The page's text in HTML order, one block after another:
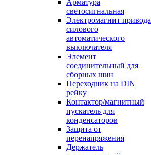
Арматура
светосигнальная
Электромагнит привода
силового
автоматического
выключателя
Элемент
соединительный для
сборных шин
Переходник на DIN
рейку
Контактор/магнитный
пускатель для
конденсаторов
Защита от
перенапряжения
Держатель